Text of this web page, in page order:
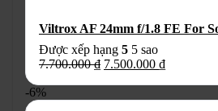
Viltrox AF 24mm f/1.8 FE For
Được xếp hạng 5 5 sao
7.700.000₫ Giá
7.500.000 ₫Giá
-6%